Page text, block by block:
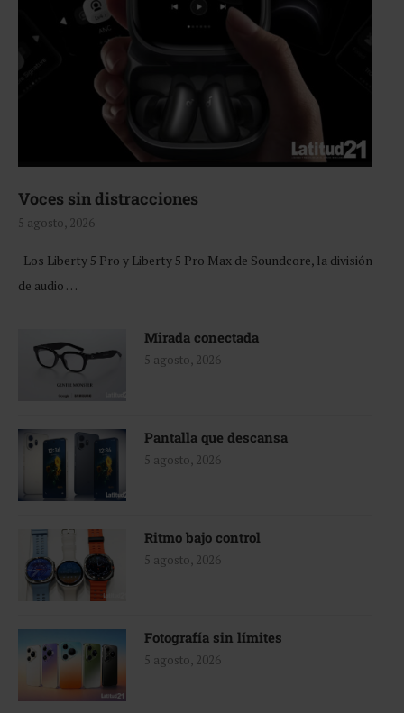
Voces sin distracciones
5 agosto, 2026
Los Liberty 5 Pro y Liberty 5 Pro Max de Soundcore, la división
de audio …
Mirada conectada
5 agosto, 2026
Pantalla que descansa
5 agosto, 2026
Ritmo bajo control
5 agosto, 2026
Fotografía sin límites
5 agosto, 2026